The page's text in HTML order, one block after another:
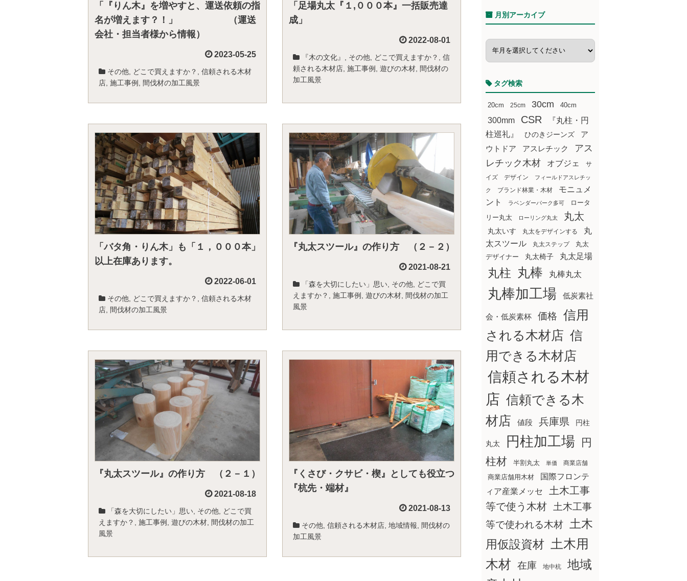
「『りん木』を増やすと、運送依頼の指
名が増えます？！」 （運送
会社・担当者様から情報）
2023-05-25
その他 どこで買えますか？
信頼される木材
店 施工事例 間伐材の加工風景
「足場丸太『１,０００本』一括販売達
成」
2022-08-01
『木の文化』 その他 どこで買えますか？
信
頼される木材店 施工事例 遊びの木材
間伐材の
加工風景
「バタ角・りん木」も「１，０００本」
以上在庫あります。
2022-06-01
その他 どこで買えますか？
信頼される木材
店
間伐材の加工風景
『丸太スツール』の作り方 （２－２）
2021-08-21
「森を大切にしたい」思い その他
どこで買
えますか？
施工事例 遊びの木材
間伐材の加工
風景
『丸太スツール』の作り方 （２－１）
2021-08-18
「森を大切にしたい」思い その他
どこで買
えますか？
施工事例 遊びの木材
間伐材の加工
風景
『くさび・クサビ・楔』としても役立つ
『杭先・端材』
2021-08-13
その他 信頼される木材店 地域情報
間伐材の
加工風景
月別アーカイブ
タグ検索
20cm 25cm 30cm 40cm
300mm CSR
『丸柱・円
柱巡礼』
ひのきジーンズ
ア
ウトドア
アスレチック
アス
レチック木材
オブジェ
サ
イズ
デザイン フィールドアスレチッ
ク ブランド林業・木材
モニュメ
ント
ラベンダーパーク多可
ロータ
リー丸太
ローリング丸太 丸太
丸太いす 丸太をデザインする
丸
太スツール
丸太ステップ
丸太
デザイナー
丸太椅子 丸太足場
丸柱 丸棒 丸棒丸太
丸棒加工場 低炭素社
会・低炭素杯 価格
信用
される木材店 信
用できる木材店
信頼される木材
店 信頼できる木
材店
値段 兵庫県 円柱
丸太 円柱加工場
円
柱材
半割丸太 単価 商業店舗
商業店舗用木材
国際フロンテ
ィア産業メッセ
土木工事
等で使う木材
土木工事
等で使われる木材
土木
用仮設資材 土木用
木材 在庫 地中杭
地域